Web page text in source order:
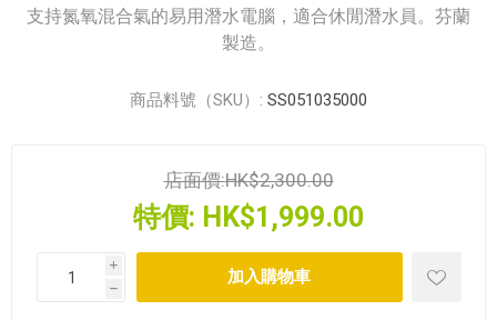
支持氮氧混合氣的易用潛水電腦，適合休閒潛水員。芬蘭
製造。
商品料號（SKU）: SS051035000
店面價:HK$2,300.00
特價: HK$1,999.00
i
h